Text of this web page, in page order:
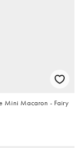
Mini Macaron - Fairy